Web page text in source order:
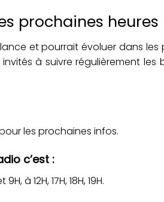
prochaines heures
et pourrait évoluer dans les
à suivre régulièrement les
les prochaines infos.
c’est :
à 12H, 17H, 18H, 19H.